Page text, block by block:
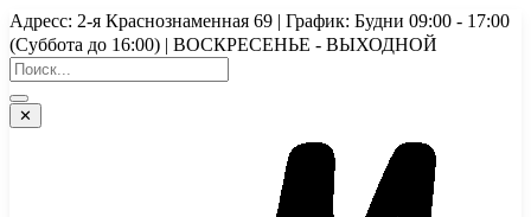
Перейти
к
содержимому
Адресс: 2-я Краснознаменная 69 | График: Будни 09:00 - 17:00
(Суббота до 16:00) | ВОСКРЕСЕНЬЕ - ВЫХОДНОЙ
✕